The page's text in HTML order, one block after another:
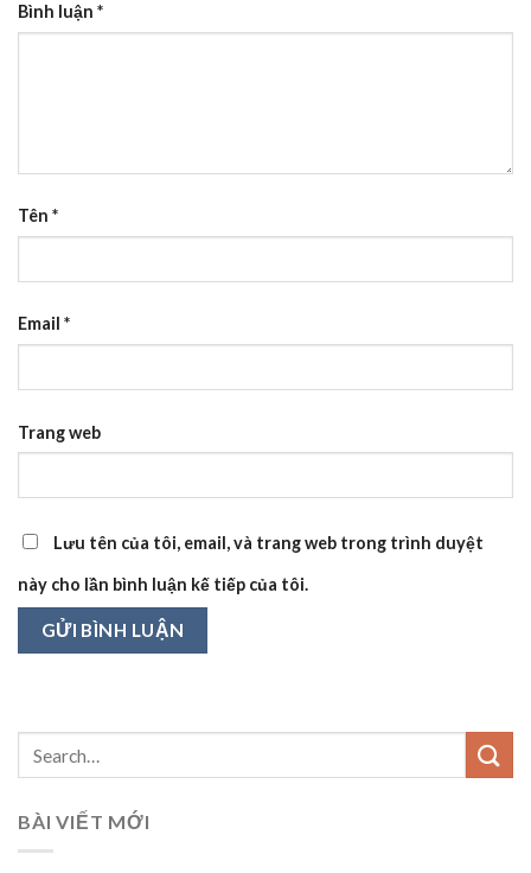
Bình luận *
Tên *
Email *
Trang web
Lưu tên của tôi, email, và trang web trong trình duyệt
này cho lần bình luận kế tiếp của tôi.
BÀI VIẾT MỚI